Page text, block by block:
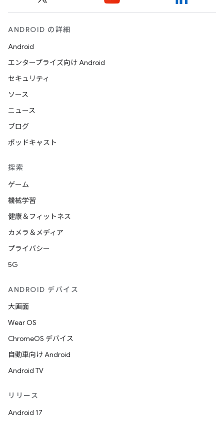
ANDROID の詳細
Android
エンタープライズ向け Android
セキュリティ
ソース
ニュース
ブログ
ポッドキャスト
探索
ゲーム
機械学習
健康＆フィットネス
カメラ＆メディア
プライバシー
5G
ANDROID デバイス
大画面
Wear OS
ChromeOS デバイス
自動車向け Android
Android TV
リリース
Android 17